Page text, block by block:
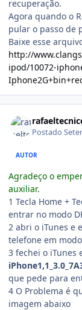
recuperação.
Agora quando o
pular o passo de
Baixe esse
http://
ipod/10072-
Postado
AUTOR
Agradeço o
auxiliar.
1 Tecla Home +
entrar no modo
2 abri o iTunes e
telefone em
3 fechei o iTunes
que pede para
4 O Problema é
imagem abaixo